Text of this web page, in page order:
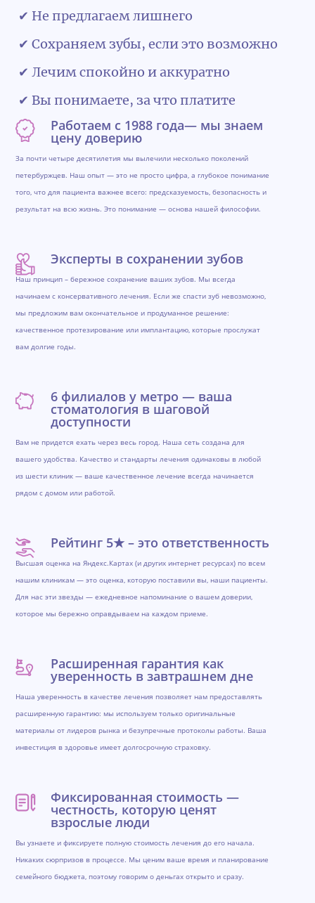
✔ Не предлагаем лишнего
✔ Сохраняем зубы, если это возможно
✔ Лечим спокойно и аккуратно
✔ Вы понимаете, за что платите
Работаем с 1988 года— мы знаем
цену доверию
За почти четыре десятилетия мы вылечили несколько поколений
петербуржцев. Наш опыт — это не просто цифра, а глубокое понимание
того, что для пациента важнее всего: предсказуемость, безопасность и
результат на всю жизнь. Это понимание — основа нашей философии.
Эксперты в сохранении зубов
Наш принцип – бережное сохранение ваших зубов. Мы всегда
начинаем с консервативного лечения. Если же спасти зуб невозможно,
мы предложим вам окончательное и продуманное решение:
качественное протезирование или имплантацию, которые прослужат
вам долгие годы.
6 филиалов у метро — ваша
стоматология в шаговой
доступности
Вам не придется ехать через весь город. Наша сеть создана для
вашего удобства. Качество и стандарты лечения одинаковы в любой
из шести клиник — ваше качественное лечение всегда начинается
рядом с домом или работой.
Рейтинг 5★ – это ответственность
Высшая оценка на Яндекс.Картах (и других интернет ресурсах) по всем
нашим клиникам — это оценка, которую поставили вы, наши пациенты.
Для нас эти звезды — ежедневное напоминание о вашем доверии,
которое мы бережно оправдываем на каждом приеме.
Расширенная гарантия как
уверенность в завтрашнем дне
Наша уверенность в качестве лечения позволяет нам предоставлять
расширенную гарантию: мы используем только оригинальные
материалы от лидеров рынка и безупречные протоколы работы. Ваша
инвестиция в здоровье имеет долгосрочную страховку.
Фиксированная стоимость —
честность, которую ценят
взрослые люди
Вы узнаете и фиксируете полную стоимость лечения до его начала.
Никаких сюрпризов в процессе. Мы ценим ваше время и планирование
семейного бюджета, поэтому говорим о деньгах открыто и сразу.